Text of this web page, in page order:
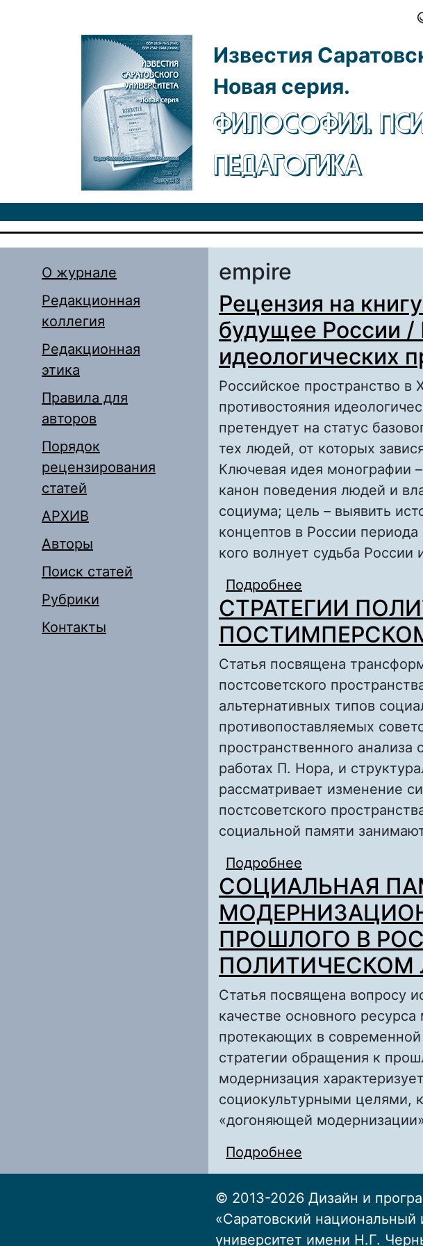
Известия
Новая серия.
ФИЛОСОФИЯ.
ПЕДАГОГИКА
О журнале
Редакционная
коллегия
Редакционная
этика
Правила для
авторов
Порядок
рецензирования
статей
АРХИВ
Авторы
Поиск статей
Рубрики
Контакты
empire
Рецензия на
будущее России /
идеологических
Российское пространство в
противостояния
претендует на статус
тех людей, от которых
Ключевая идея монографии
канон поведения людей и
социума; цель – выявить
концептов в России
кого волнует судьба России
Подробнее
России /
вв.
СТРАТЕГИИ
Статья посвящена
постсоветского
альтернативных типов
противопоставляемых
пространственного анализа
работах П. Нора, и
рассматривает изменение
постсоветского
социальной памяти
Подробнее
ПРОСТРАНСТВЕ
СОЦИАЛЬНАЯ
ПРОШЛОГО В
ПОЛИТИЧЕСКОМ
Статья посвящена вопросу
качестве основного
протекающих в
стратегии обращения к
модернизация
социокультурными целями,
«догоняющей
Подробнее
РЕСУРС:
© 2013-2026 Дизайн и
«Саратовский национальный
университет имени Н.Г.